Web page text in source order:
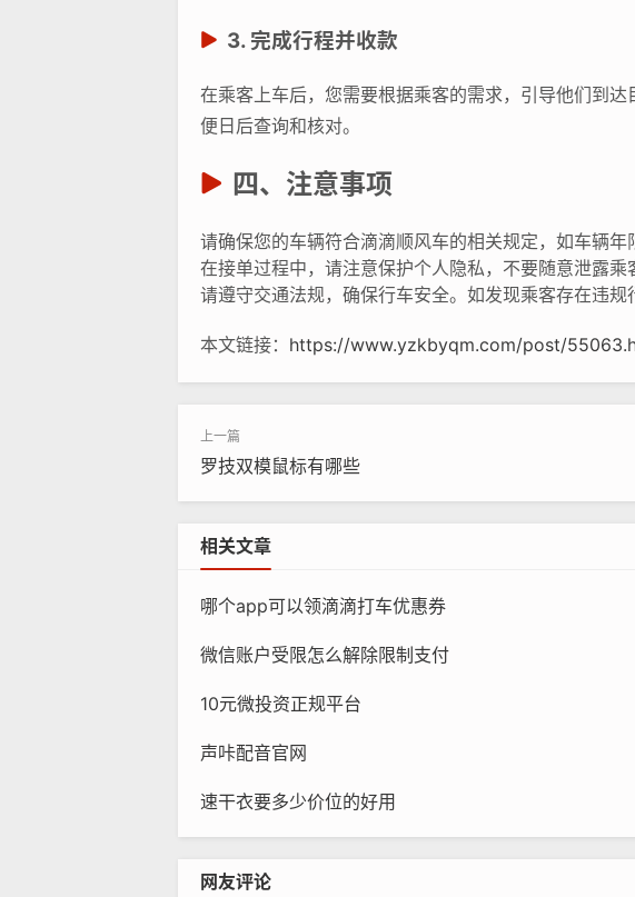
3. 完成行程并收款
在乘客上车后，您需要根据乘客的需求，引导他们到
便日后查询和核对。
四、注意事项
请确保您的车辆符合滴滴顺风车的相关规定，如车辆年
在接单过程中，请注意保护个人隐私，不要随意泄露
请遵守交通法规，确保行车安全。如发现乘客存在违规
本文链接： https://www.yzkbyqm.com/post/
罗技双模鼠标有哪些
相关文章
哪个app可以领滴滴打车优惠券
微信账户受限怎么解除限制支付
10元微投资正规平台
声咔配音官网
速干衣要多少价位的好用
网友评论